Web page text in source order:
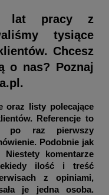
lat pracy z
tysiące
Chcesz
o nas? Poznaj
oraz listy polecające
Referencje to
po raz pierwszy
Podobnie jak
komentarze
ilość i treść
z opiniami,
je jedna osoba.